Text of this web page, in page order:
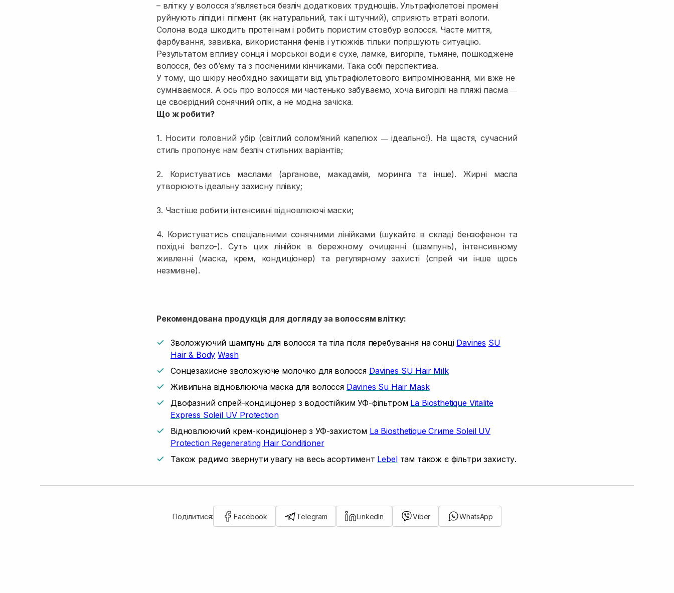
– влітку у волосся з’являється безліч додаткових труднощів. Ультрафіолетові промені
руйнують ліпіди і пігмент (як натуральний, так і штучний), сприяють втраті вологи.
Солона вода шкодить протеїнам і робить пористим стовбур волосся. Часте миття,
фарбування, завивка, використання фенів і утюжків тільки погіршують ситуацію.
Результатом впливу сонця і морської води є сухе, ламке, вигоріле, тьмяне, пошкоджене
волосся, без об’єму та з посіченими кінчиками. Така собі перспектива.
У тому, що шкіру необхідно захищати від ультрафіолетового випромінювання, ми вже не
сумніваємося. А ось про волосся ми частенько забуваємо, хоча вигорілі на пляжі пасма—
це своєрідний сонячний опік, а не модна зачіска.
Що ж робити?
1. Носити головний убір (світлий солом’яний капелюх —ідеально!). На щастя, сучасний
стиль пропонує нам безліч стильних варіантів;
2. Користуватись маслами (арганове, макадамія, моринга та інше). Жирні масла
утворюють ідеальну захисну плівку;
3. Частіше робити інтенсивні відновлюючі маски;
4. Користуватись спеціальними сонячними лінійками (шукайте в складі бензофенон та
похідні benzo-). Суть цих лінійок в бережному очищенні (шампунь), інтенсивному
живленні (маска, крем, кондиціонер) та регулярному захисті (спрей чи інше щось
незмивне).
Рекомендована продукція для догляду за волоссям влітку:
Зволожуючий шампунь для волосся та тіла після перебування на сонці Davines SU
Hair& Body Wash
Сонцезахисне зволожуюче молочко для волосся Davines SU Hair Milk
Живильна відновлююча маска для волосся Davines Su Hair Mask
Двофазний спрей-кондиціонер з водостійким УФ-фільтром La Biosthetique Vitalite
Express Soleil UV Protection
Відновлюючий крем-кондиціонер з УФ-захистом La Biosthetique Crиme Soleil UV
Protection Regenerating Hair Conditioner
Також радимо звернути увагу на весь асортимент Lebelтам також є фільтри захисту.
Поділитися: Facebook Telegram LinkedIn Viber WhatsApp